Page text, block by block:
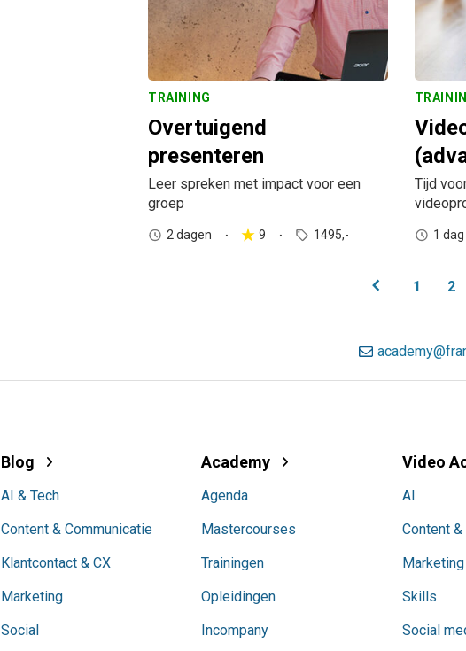
TRAINING
Overtuigend
presenteren
Leer spreken met impact voor een
groep
2 dagen 9 1495,-
Tijd
1 dag
chevron_left 1 2
Blog
AI & Tech
Content & Communicatie
Klantcontact & CX
Marketing
Social
Academy
Agenda
Mastercourses
Trainingen
Opleidingen
Incompany
Video
AI
Content
Marketing
Skills
Social